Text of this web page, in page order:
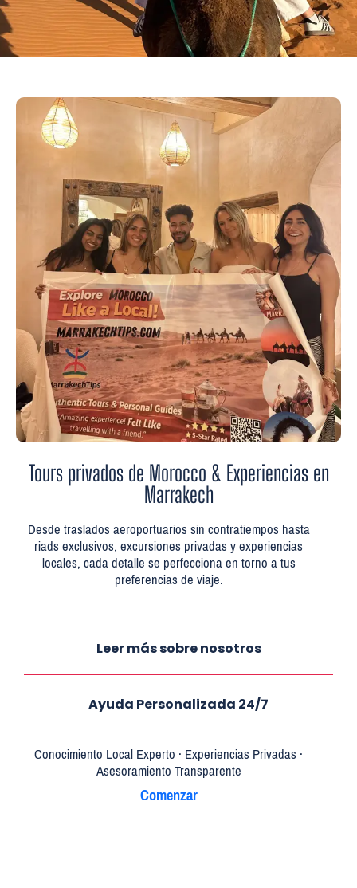
Tours privados de Morocco & Experiencias en
Marrakech
Desde traslados aeroportuarios sin contratiempos hasta
riads exclusivos, excursiones privadas y experiencias
locales, cada detalle se perfecciona en torno a tus
preferencias de viaje.
Leer más sobre nosotros
Ayuda Personalizada 24/7
Conocimiento Local Experto · Experiencias Privadas ·
Asesoramiento Transparente
Comenzar